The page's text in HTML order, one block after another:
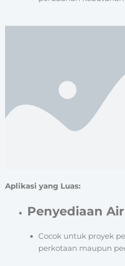
Aplikasi yang Luas:
Penyediaan
Cocok untuk proyek
perkotaan maupun